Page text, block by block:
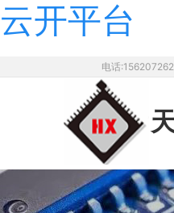
云开平台
电话